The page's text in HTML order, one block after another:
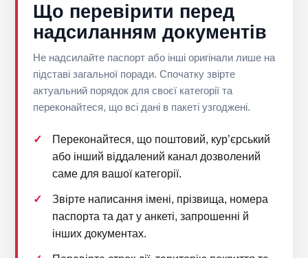
Що перевірити перед
надсиланням документів
Не надсилайте паспорт або інші оригінали лише на
підставі загальної поради. Спочатку звірте
актуальний порядок для своєї категорії та
переконайтеся, що всі дані в пакеті узгоджені.
Переконайтеся, що поштовий, кур’єрський
або інший віддалений канал дозволений
саме для вашої категорії.
Звірте написання імені, прізвища, номера
паспорта та дат у анкеті, запрошенні й
інших документах.